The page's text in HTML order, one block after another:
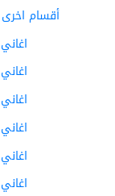
أقسام اخرى